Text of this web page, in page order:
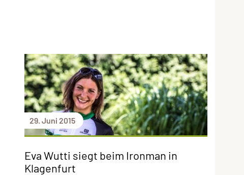
29. Juni 2015
Eva Wutti siegt beim Ironman in
Klagenfurt